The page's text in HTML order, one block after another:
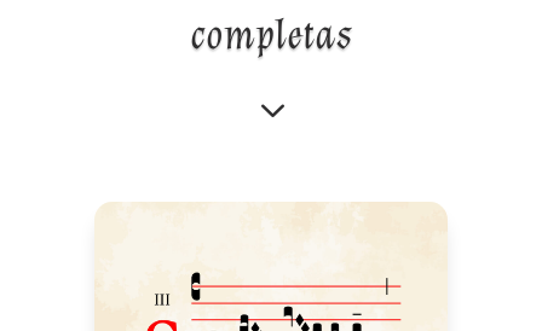
completas
3